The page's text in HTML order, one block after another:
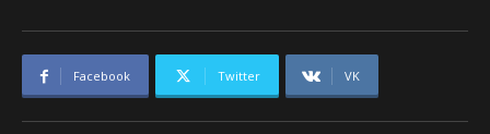
Facebook Twitter VK